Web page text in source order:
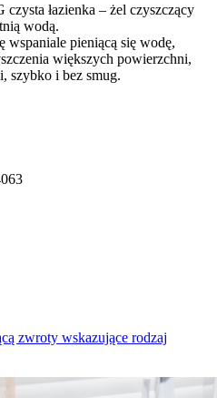
łazienka – żel czyszczący
wodą.
wspaniale pieniącą się wodę,
większych powierzchni,
szybko i bez smug.
zwroty wskazujące rodzaj